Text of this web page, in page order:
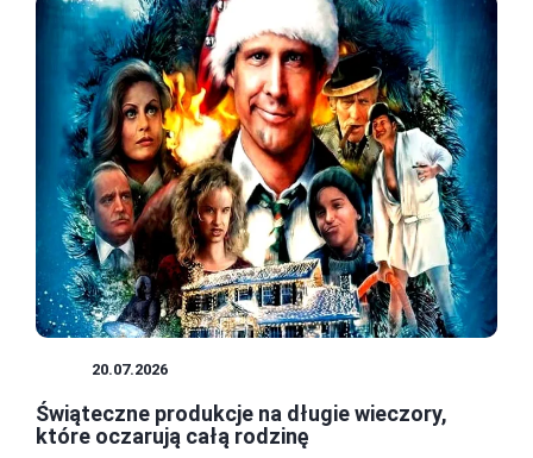
20.07.2026
Świąteczne produkcje na długie wieczory,
które oczarują całą rodzinę